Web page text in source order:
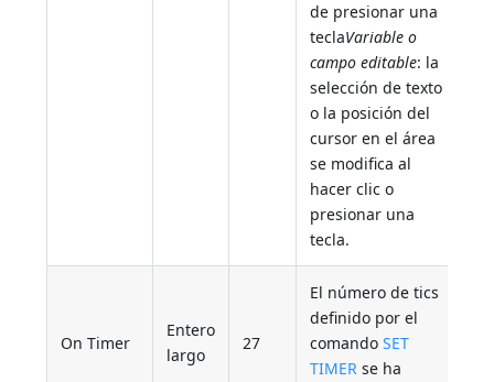
de presionar una
teclaVariable o
campo editable: la
selección de texto
o la posición del
cursor en el área
se modifica al
hacer clic o
presionar una
tecla.
On Timer
Entero
largo
27
El número de tics
definido por el
comandoSET
TIMER se ha